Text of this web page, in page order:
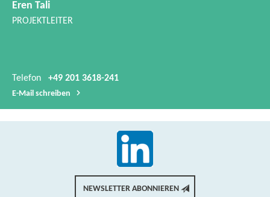
Eren Tali
PROJEKTLEITER
Telefon +49 201 3618-241
E-​Mail schreiben
NEWSLETTER ABONNIEREN